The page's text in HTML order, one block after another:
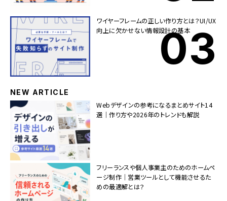
ワイヤーフレームの正しい作り方とは？UI/UX
向上に欠かせない情報設計の基本
NEW ARTICLE
Webデザインの参考になるまとめサイト14
選｜作り方や2026年のトレンドも解説
フリーランスや個人事業主のためのホームペ
ージ制作｜営業ツールとして機能させるた
めの最適解とは？